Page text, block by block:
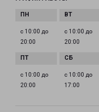
с 10:00 до
20:00
с 10:00 до
20:00
с 10:00 до
20:00
с 10:00 до
17:00